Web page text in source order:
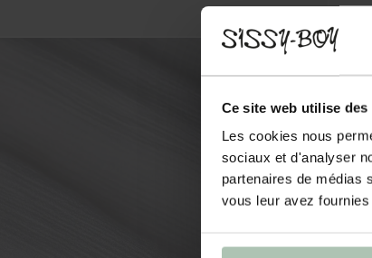
Ce site web utilise des
Les cookies nous
sociaux et d'analyser
partenaires de médias
vous leur avez